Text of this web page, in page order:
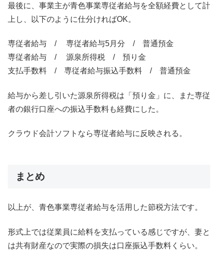
最後に、事業主が青色事業専従者給与を全額経費として計
上し、以下のように仕分ければOK。
専従者給与 / 専従者給与5月分 / 普通預金
専従者給与 / 源泉所得税 / 預り金
支払手数料 / 専従者給与振込手数料 / 普通預金
給与から差し引いた源泉所得税は「預り金」に、また専従
者の銀行口座への振込手数料も経費にした。
クラウド会計ソフトなら専従者給与に反映される。
まとめ
以上が、青色事業専従者給与を活用した節税方法です。
形式上では従業員に給料を支払っている感じですが、妻と
は共有財産なので実際の損失は口座振込手数料くらい。